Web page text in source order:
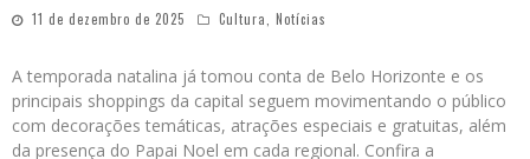
11 de dezembro de 2025
Cultura, Notícias
A temporada natalina já tomou conta de Belo Horizonte e os
principais shoppings da capital seguem movimentando o público
com decorações temáticas, atrações especiais e gratuitas, além
da presença do Papai Noel em cada regional. Confira a